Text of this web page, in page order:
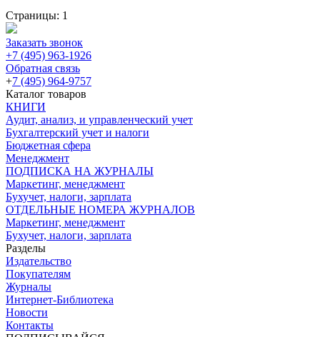
Страницы: 1
Заказать звонок
+7 (495) 963-1926
Обратная связь
+7 (495) 964-9757
Каталог товаров
КНИГИ
Аудит, анализ, и управленческий учет
Бухгалтерский учет и налоги
Бюджетная сфера
Менеджмент
ПОДПИСКА НА ЖУРНАЛЫ
Маркетинг, менеджмент
Бухучет, налоги, зарплата
ОТДЕЛЬНЫЕ НОМЕРА ЖУРНАЛОВ
Маркетинг, менеджмент
Бухучет, налоги, зарплата
Разделы
Издательство
Покупателям
Журналы
Интернет-Библиотека
Новости
Контакты